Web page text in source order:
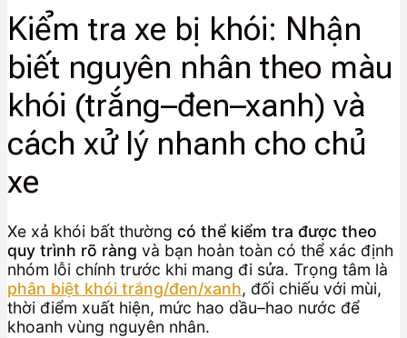
Kiểm tra xe bị khói: Nhận
biết nguyên nhân theo màu
khói (trắng–đen–xanh) và
cách xử lý nhanh cho chủ
xe
Xe xả khói bất thường có thể kiểm tra được theo
quy trình rõ ràng và bạn hoàn toàn có thể xác định
nhóm lỗi chính trước khi mang đi sửa. Trọng tâm là
phân biệt khói trắng/đen/xanh, đối chiếu với mùi,
thời điểm xuất hiện, mức hao dầu–hao nước để
khoanh vùng nguyên nhân.